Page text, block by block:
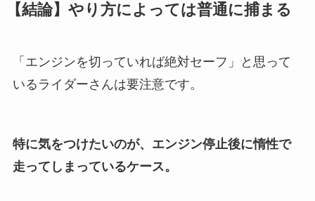
【結論】やり方によっては普通に捕まる
「エンジンを切っていれば絶対セーフ」と思って
いるライダーさんは要注意です。
特に気をつけたいのが、エンジン停止後に惰性で
走ってしまっているケース。